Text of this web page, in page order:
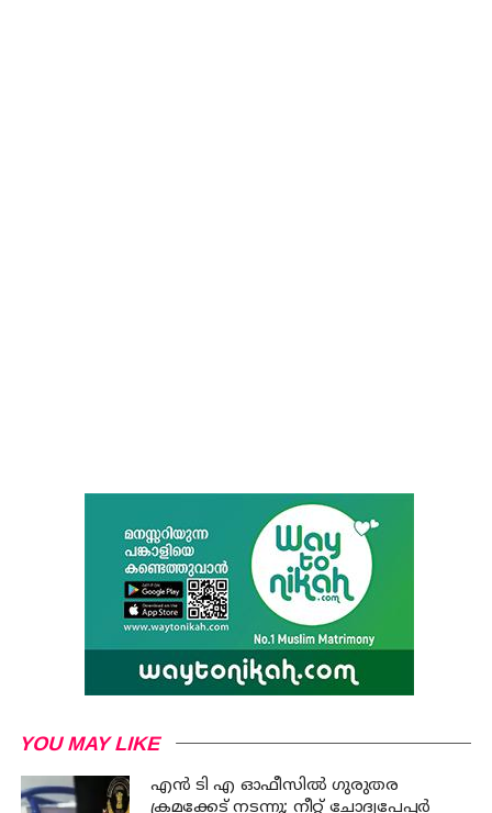
YOU MAY LIKE
എന്‍ ടി എ ഓഫീസില്‍ ഗുരുതര
ക്രമക്കേട് നടന്നു; നീറ്റ് ചോദ്യപേപ്പര്‍